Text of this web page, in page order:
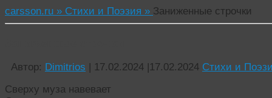
carsson.ru » Стихи и Поэзия » Заниженные строчки
Автор: Dimitrios | 17.02.2024 |17.02.2024 Стихи и
Сверху муза навевает